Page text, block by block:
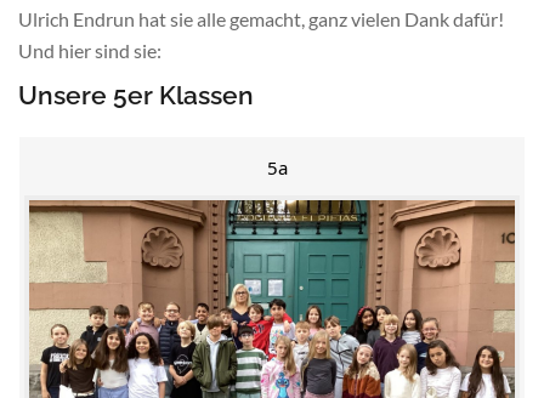
Ulrich Endrun hat sie alle gemacht, ganz vielen Dank dafür!
Und hier sind sie:
Unsere 5er Klassen
5a